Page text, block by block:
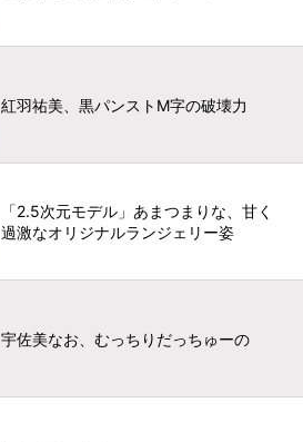
紅羽祐美、黒パンストM字の破壊力
「2.5次元モデル」あまつまりな、甘く
過激なオリジナルランジェリー姿
宇佐美なお、むっちりだっちゅーの